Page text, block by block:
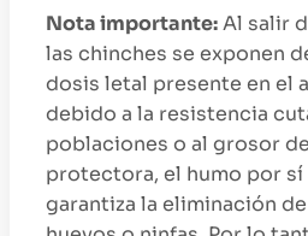
Nota importante:Al salir
las chinches se exponen
dosis letal presente en el
debido a la resistencia
poblaciones o al grosor
protectora, el humo por
garantiza la eliminación